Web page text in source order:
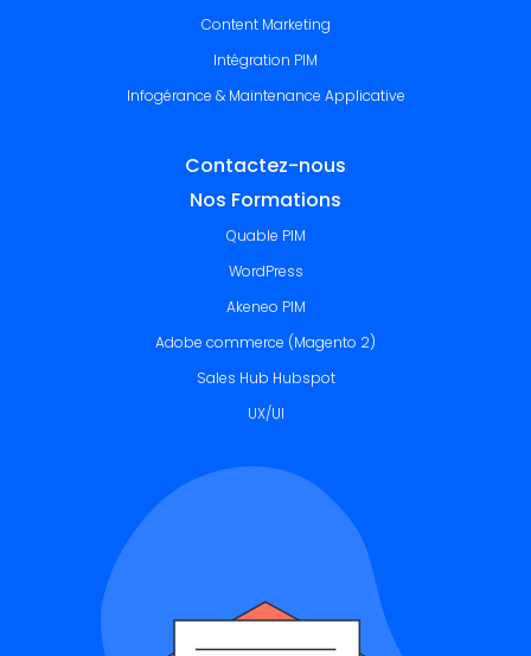
Content Marketing
Intégration PIM
Infogérance & Maintenance Applicative
Contactez-nous
Nos Formations
Quable PIM
WordPress
Akeneo PIM
Adobe commerce (Magento 2)
Sales Hub Hubspot
UX/UI